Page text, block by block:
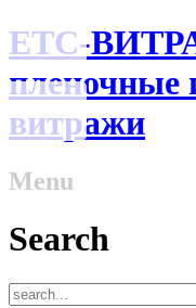
ЕТС-
пленочные
витражи
Menu
Search